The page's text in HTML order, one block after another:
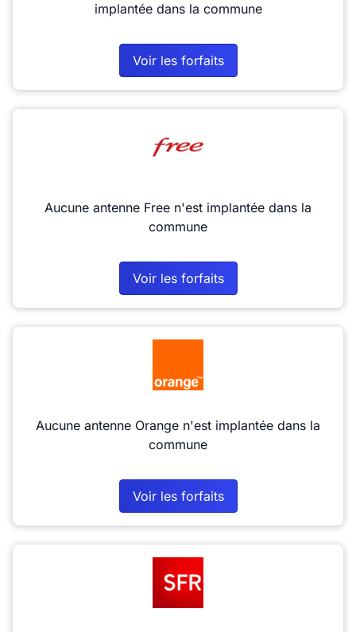
implantée dans la commune
Voir les forfaits
Aucune antenne Free n'est implantée dans la
commune
Voir les forfaits
Aucune antenne Orange n'est implantée dans la
commune
Voir les forfaits